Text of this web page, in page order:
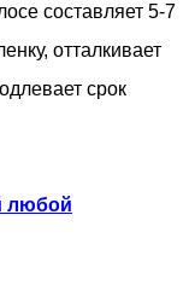
составляет 5-7
отталкивает
срок
любой